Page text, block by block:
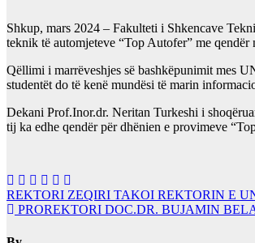
Shkup, mars 2024 – Fakulteti i Shkencave
teknik të automjeteve “Top Autofer” me
Qëllimi i marrëveshjes së bashkëpunimit mes
studentët do të kenë mundësi të marin
Dekani Prof.Inor.dr. Neritan Turkeshi i
tij ka edhe qendër për dhënien e provimeve
Lëvizje
te
REKTORI ZEQIRI TAKOI REKTORIN E
PROREKTORI DOC.DR. BUJAMIN